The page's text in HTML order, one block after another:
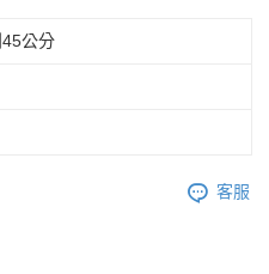
公分
客服